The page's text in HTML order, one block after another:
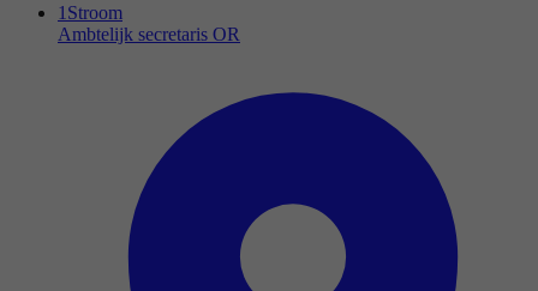
1Stroom
Ambtelijk secretaris OR